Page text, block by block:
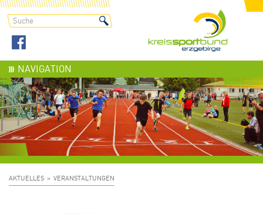
NAVIGATION
AKTUELLES VERANSTALTUNGEN